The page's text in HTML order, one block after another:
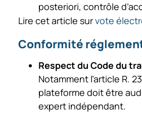
posteriori, contrôle
Lire cet article survote
Conformité
Respect du Code du
Notamment l’article R.
plateforme doit être
expert indépendant.